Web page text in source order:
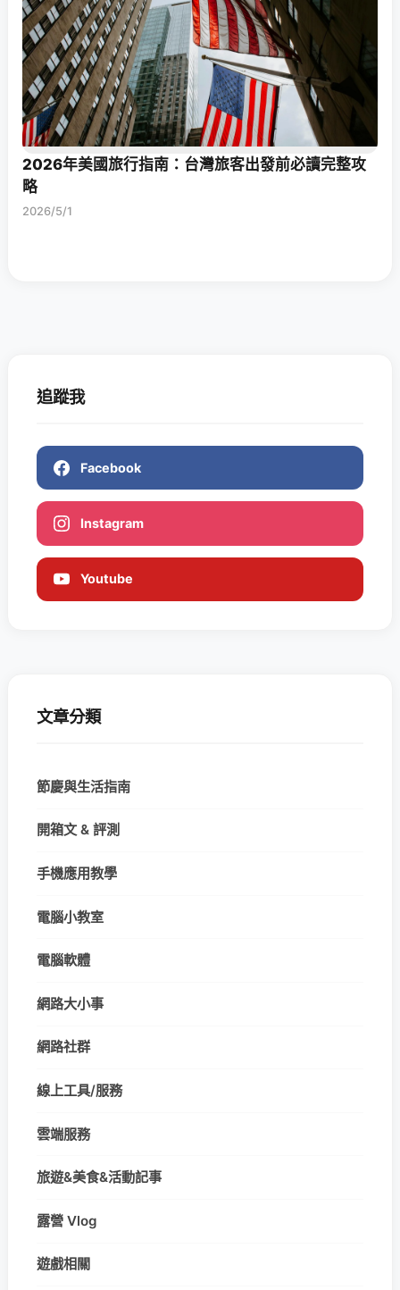
2026年美國旅行指南：台灣旅客出發前必讀完整攻
略
2026/5/1
追蹤我
Facebook
Instagram
Youtube
文章分類
節慶與生活指南
開箱文 & 評測
手機應用教學
電腦小教室
電腦軟體
網路大小事
網路社群
線上工具/服務
雲端服務
旅遊&美食&活動記事
露營 Vlog
遊戲相關